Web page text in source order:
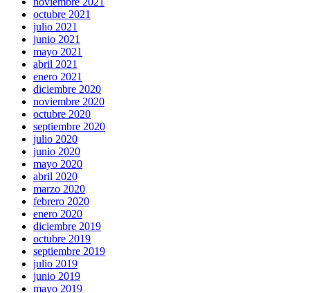
octubre 2021
julio 2021
junio 2021
mayo 2021
abril 2021
enero 2021
diciembre 2020
noviembre 2020
octubre 2020
septiembre 2020
julio 2020
junio 2020
mayo 2020
abril 2020
marzo 2020
febrero 2020
enero 2020
diciembre 2019
octubre 2019
septiembre 2019
julio 2019
junio 2019
mayo 2019